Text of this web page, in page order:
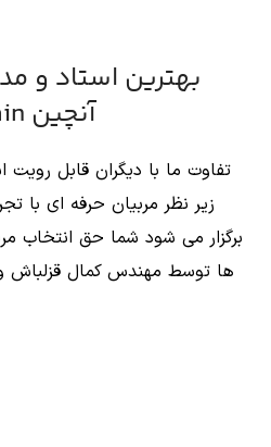
بهترین استاد و
آنچین On-Chain در ارومیه
تفاوت ما با دیگران قابل
زیر نظر مربیان حرفه ای با
برگزار می شود شما حق انتخاب
ها توسط مهندس کمال قزلباش